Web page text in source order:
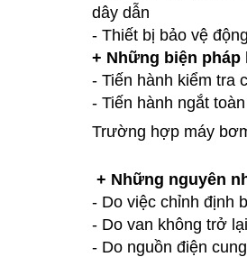
dây dẫn
- Thiết bị bảo vệ
+ Những biện pháp
- Tiến hành kiểm tra
- Tiến hành ngắt
Trường hợp máy
+ Những nguyên
- Do việc chỉnh định
- Do van không trở
- Do nguồn điện